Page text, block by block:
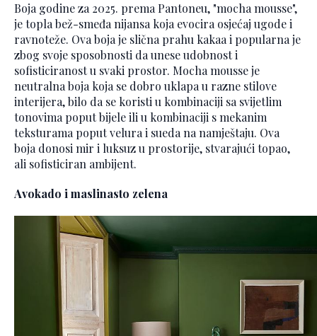
Boja godine za 2025. prema Pantoneu, "mocha mousse",
je topla bež-smeđa nijansa koja evocira osjećaj ugode i
ravnoteže. Ova boja je slična prahu kakaa i popularna je
zbog svoje sposobnosti da unese udobnost i
sofisticiranost u svaki prostor. Mocha mousse je
neutralna boja koja se dobro uklapa u razne stilove
interijera, bilo da se koristi u kombinaciji sa svijetlim
tonovima poput bijele ili u kombinaciji s mekanim
teksturama poput velura i sueda na namještaju. Ova
boja donosi mir i luksuz u prostorije, stvarajući topao,
ali sofisticiran ambijent.
Avokado i maslinasto zelena